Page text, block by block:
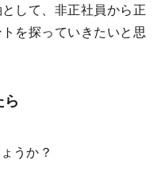
して、非正社員から正
を探っていきたいと思
うか？